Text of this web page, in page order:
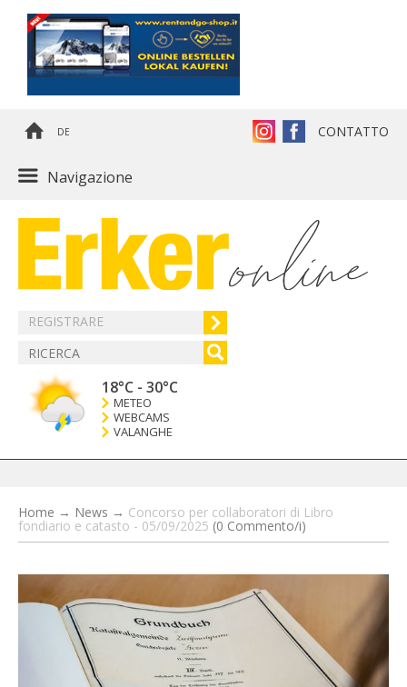
DE CONTATTO
Navigazione
REGISTRARE
18°C - 30°C
METEO
WEBCAMS
VALANGHE
Home → News → Concorso per collaboratori di Libro
fondiario e catasto - 05/09/2025 (0 Commento/i)